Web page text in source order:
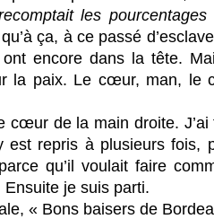
les
ça, à ce passé
encore dans la tête.
la paix. Le cœur, man, le
cœur de la main droite.
est repris à plusieurs fois,
qu’il voulait faire
je suis parti.
« Bons baisers de